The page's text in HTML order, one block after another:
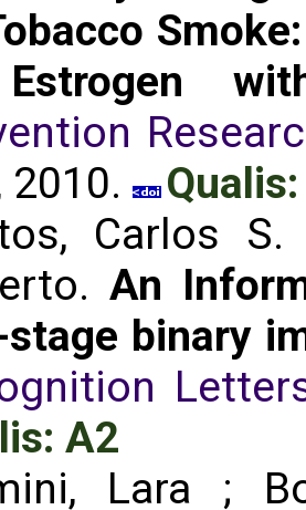
2010.
Carlos
An
binary
A2
Lara ;